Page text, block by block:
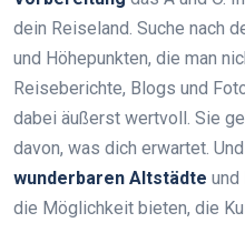
dein Reiseland. Suche nach
und Höhepunkten, die man
Reiseberichte, Blogs und
dabei äußerst wertvoll. Sie
davon, was dich erwartet.
wunderbaren Altstädte und
die Möglichkeit bieten, die